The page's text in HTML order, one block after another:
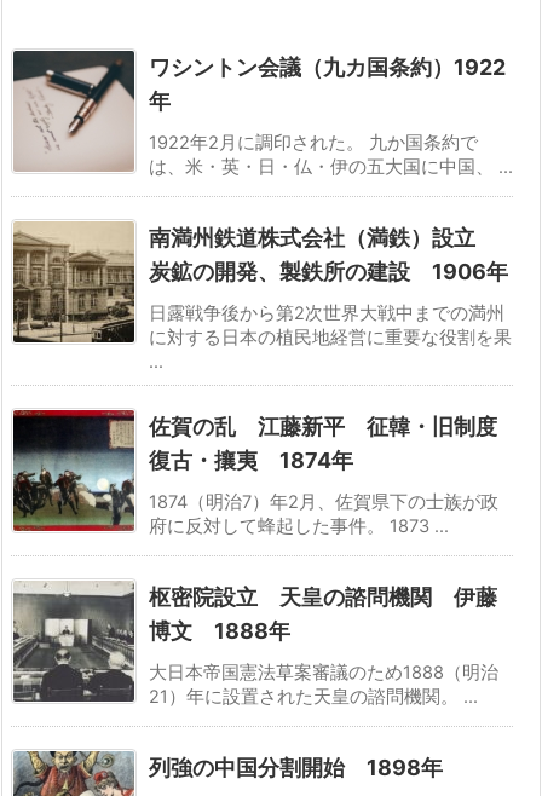
ワシントン会議（九カ国条約）1922
年
1922年2月に調印された。 九か国条約で
は、米・英・日・仏・伊の五大国に中国、 ...
南満州鉄道株式会社（満鉄）設立
炭鉱の開発、製鉄所の建設 1906年
日露戦争後から第2次世界大戦中までの満州
に対する日本の植民地経営に重要な役割を果
...
佐賀の乱 江藤新平 征韓・旧制度
復古・攘夷 1874年
1874（明治7）年2月、佐賀県下の士族が政
府に反対して蜂起した事件。 1873 ...
枢密院設立 天皇の諮問機関 伊藤
博文 1888年
大日本帝国憲法草案審議のため1888（明治
21）年に設置された天皇の諮問機関。 ...
列強の中国分割開始 1898年